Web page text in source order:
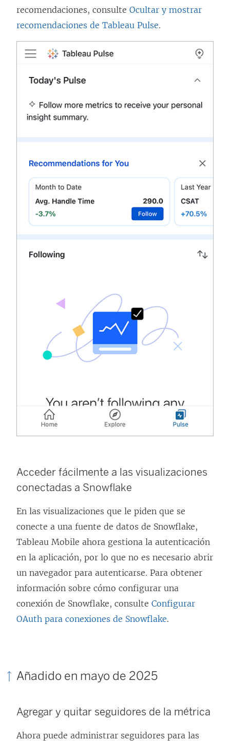
recomendaciones, consulte Ocultar y mostrar
recomendaciones de Tableau Pulse.
Acceder fácilmente a las visualizaciones
conectadas a Snowflake
En las visualizaciones que le piden que se
conecte a una fuente de datos de Snowflake,
Tableau Mobile ahora gestiona la autenticación
en la aplicación, por lo que no es necesario abrir
un navegador para autenticarse. Para obtener
información sobre cómo configurar una
conexión de Snowflake, consulte Configurar
OAuth para conexiones de Snowflake.
Añadido en mayo de 2025
Agregar y quitar seguidores de la métrica
Ahora puede administrar seguidores para las